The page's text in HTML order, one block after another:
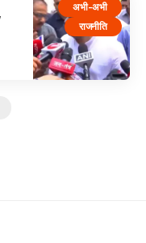
अभी-अभी
राजनीति